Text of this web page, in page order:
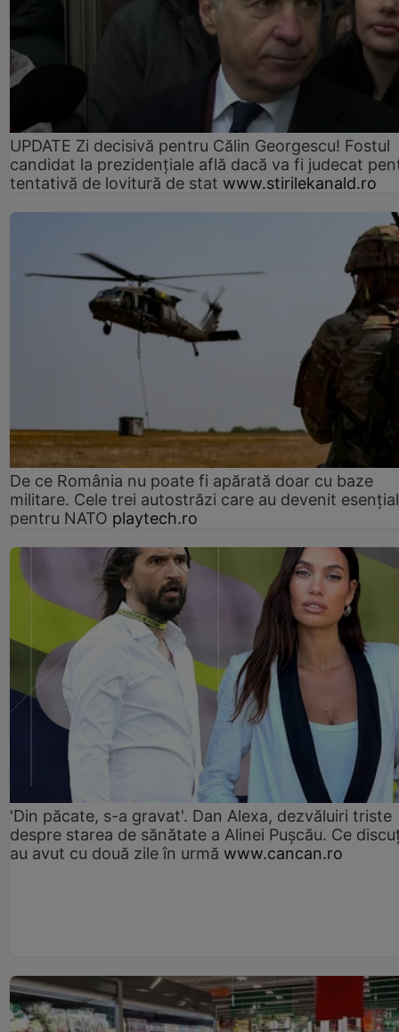
UPDATE Zi decisivă pentru Călin Georgescu! Fostul
candidat la prezidențiale află dacă va fi judecat
tentativă de lovitură de stat www.stirilekanald.ro
De ce România nu poate fi apărată doar cu baze
militare. Cele trei autostrăzi care au devenit
pentru NATO playtech.ro
'Din păcate, s-a gravat'. Dan Alexa, dezvăluiri triste
despre starea de sănătate a Alinei Pușcău. Ce
au avut cu două zile în urmă www.cancan.ro